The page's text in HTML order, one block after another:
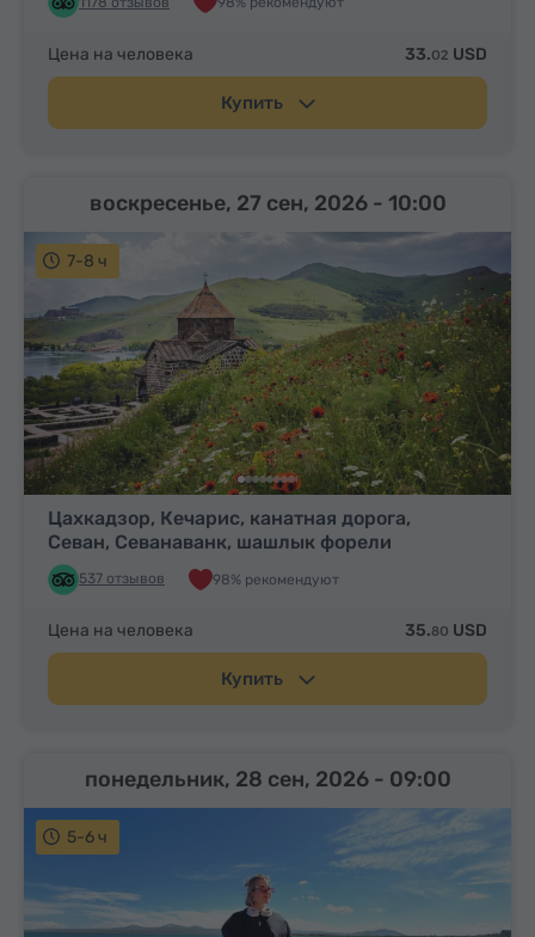
Цена на человека 33.02 USD
Купить
7-8 ч
Цахкадзор, Кечарис, канатная дорога,
Севан, Севанаванк, шашлык форели
537 отзывов 98% рекомендуют
воскресенье, 27 сен, 2026 - 10:00
Цена на человека 35.80 USD
Купить
5-6 ч
понедельник, 28 сен, 2026 - 09:00